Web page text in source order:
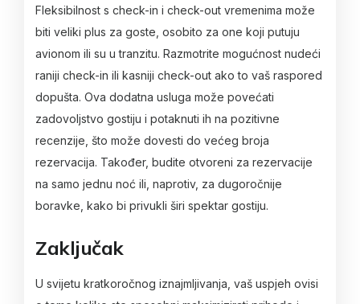
Fleksibilnost s check-in i check-out vremenima može
biti veliki plus za goste, osobito za one koji putuju
avionom ili su u tranzitu. Razmotrite mogućnost nudeći
raniji check-in ili kasniji check-out ako to vaš raspored
dopušta. Ova dodatna usluga može povećati
zadovoljstvo gostiju i potaknuti ih na pozitivne
recenzije, što može dovesti do većeg broja
rezervacija. Također, budite otvoreni za rezervacije
na samo jednu noć ili, naprotiv, za dugoročnije
boravke, kako bi privukli širi spektar gostiju.
Zaključak
U svijetu kratkoročnog iznajmljivanja, vaš uspjeh ovisi